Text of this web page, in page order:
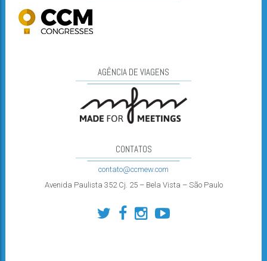
AGÊNCIA DE VIAGENS
CONTATOS
contato@ccmew.com
Avenida Paulista 352 Cj. 25 – Bela Vista – São Paulo